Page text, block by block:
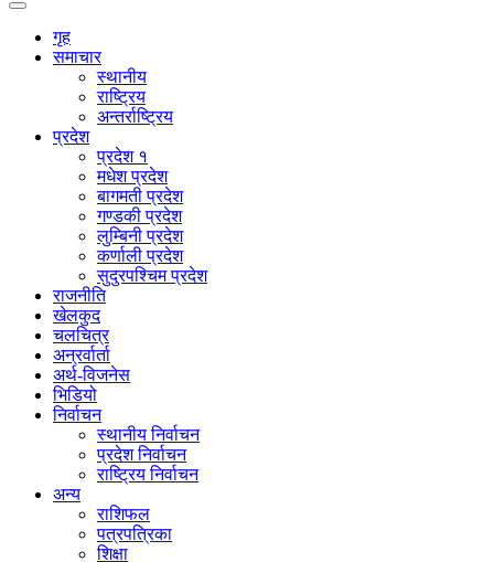
गृह
समाचार
स्थानीय
राष्ट्रिय
अन्तर्राष्ट्रिय
प्रदेश
प्रदेश १
मधेश प्रदेश
बागमती प्रदेश
गण्डकी प्रदेश
लुम्बिनी प्रदेश
कर्णाली प्रदेश
सुदुरपश्चिम प्रदेश
राजनीति
खेलकुद
चलचित्र
अन्रर्वार्ता
अर्थ-विजनेस
भिडियो
निर्वाचन
स्थानीय निर्वाचन
प्रदेश निर्वाचन
राष्ट्रिय निर्वाचन
अन्य
राशिफल
पत्रपत्रिका
शिक्षा